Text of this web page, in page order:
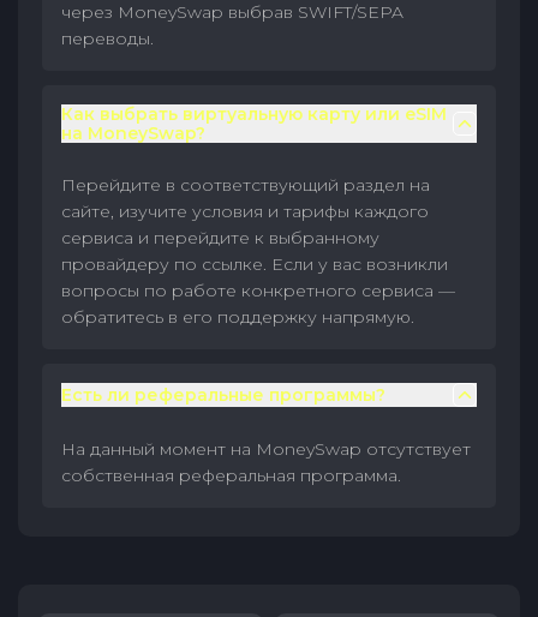
через MoneySwap выбрав SWIFT/SEPA
переводы.
Как выбрать виртуальную карту или eSIM
на MoneySwap?
Перейдите в соответствующий раздел на
сайте, изучите условия и тарифы каждого
сервиса и перейдите к выбранному
провайдеру по ссылке. Если у вас возникли
вопросы по работе конкретного сервиса —
обратитесь в его поддержку напрямую.
Есть ли реферальные программы?
На данный момент на MoneySwap отсутствует
собственная реферальная программа.